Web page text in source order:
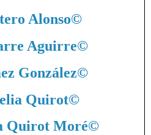
Alonso©
Aguirre©
González©
Quirot©
Quirot Moré©